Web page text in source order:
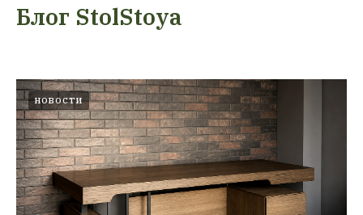
Блог StolStoya
НОВОСТИ